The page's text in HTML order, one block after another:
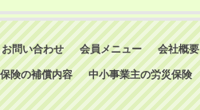
お問い合わせ 会員メニュー 会社概要
険の補償内容 中小事業主の労災保険